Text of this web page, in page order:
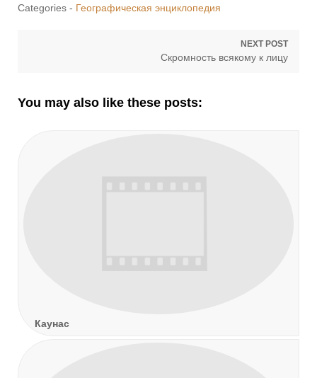
Categories - Географическая энциклопедия
записям
NEXT POST
Next
Скромность всякому к лицу
You may also like these posts:
Каунас